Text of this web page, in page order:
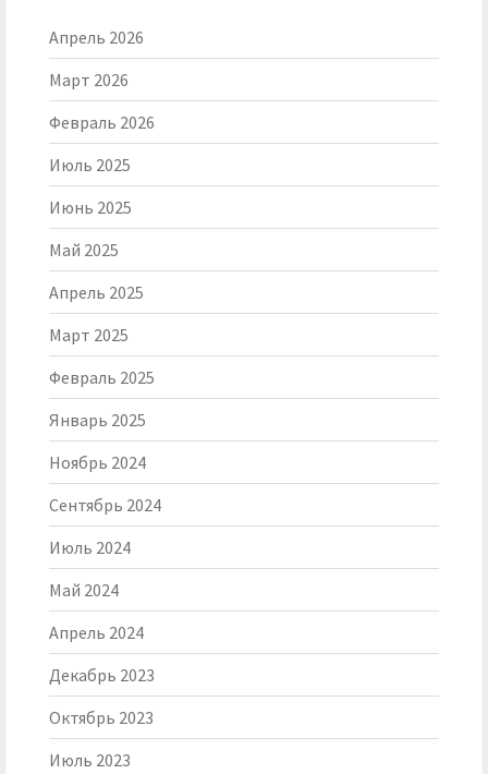
Апрель 2026
Март 2026
Февраль 2026
Июль 2025
Июнь 2025
Май 2025
Апрель 2025
Март 2025
Февраль 2025
Январь 2025
Ноябрь 2024
Сентябрь 2024
Июль 2024
Май 2024
Апрель 2024
Декабрь 2023
Октябрь 2023
Июль 2023